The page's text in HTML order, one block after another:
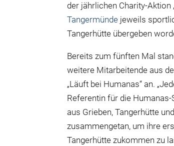
der jährlichen Charity-Aktion
Tangermünde jeweils
Tangerhütte übergeben
Bereits zum fünften Mal
weitere Mitarbeitende aus
„Läuft bei Humanas“ an.
Referentin für die
aus Grieben, Tangerhütte
zusammengetan, um ihre
Tangerhütte zukommen zu